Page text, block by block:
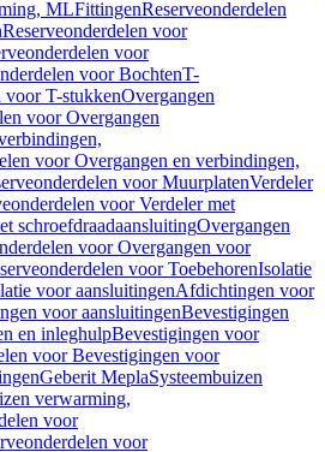
MLFittingenReserveonderdelen
Reserveonderdelen voor
voor
voor BochtenT-
voor T-stukkenOvergangen
voor Overgangen
voor Overgangen en verbindingen,
voor MuurplatenVerdeler
voor Verdeler met
schroefdraadaansluitingOvergangen
voor Overgangen voor
voor ToebehorenIsolatie
voor aansluitingenAfdichtingen voor
voor aansluitingenBevestigingen
en inleghulpBevestigingen voor
voor Bevestigingen voor
Geberit MeplaSysteembuizen
verwarming,
voor
voor